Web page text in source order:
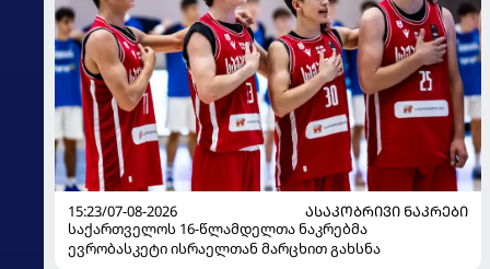
15:23/07-08-2026
ᲐᲡᲐᲙᲝᲑᲠᲘᲕᲘ ᲜᲐᲙᲠᲔᲑᲘ
საქართველოს 16-წლამდელთა ნაკრებმა
ევრობასკეტი ისრაელთან მარცხით გახსნა